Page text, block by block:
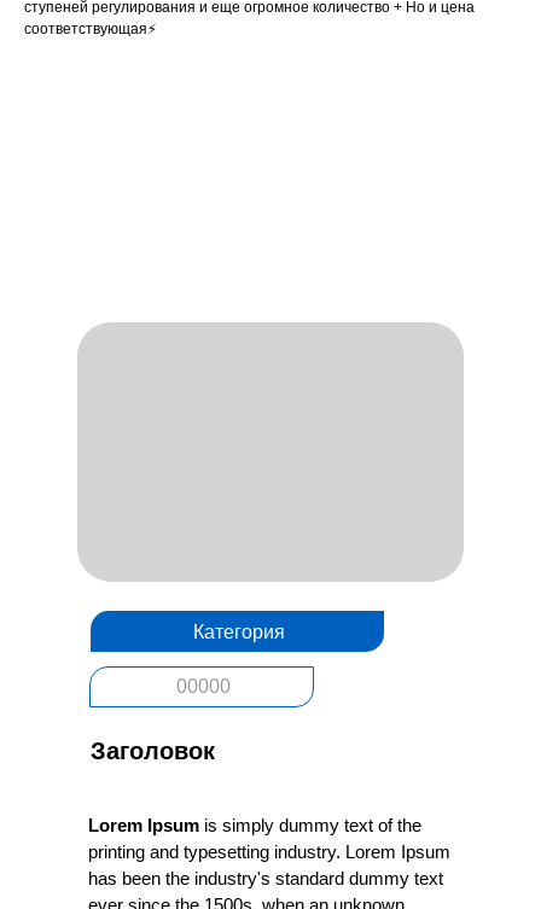
ступеней регулирования и еще огромное количество + Но и цена
соответствующая⚡️
00000
Категория
Lorem Ipsum is simply dummy text of the
printing and typesetting industry. Lorem Ipsum
has been the industry's standard dummy text
ever since the 1500s, when an unknown
Заголовок